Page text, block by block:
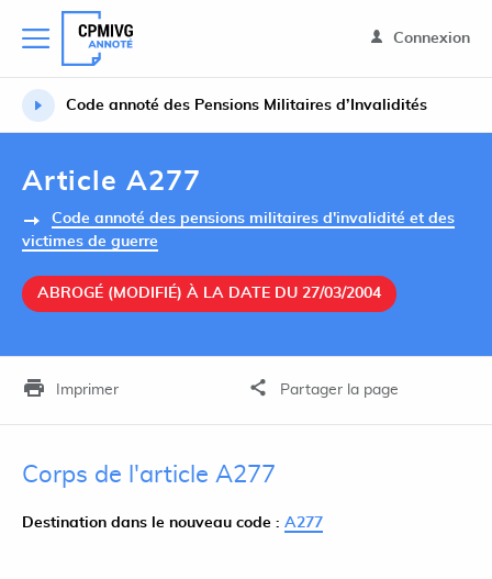
Connexion
Code annoté des Pensions Militaires d’Invalidités
Article A277
Code annoté des pensions militaires d'invalidité et des
victimes de guerre
ABROGÉ (MODIFIÉ) À LA DATE DU 27/03/2004
Imprimer Partager la page
Corps de l'article A277
Destination dans le nouveau code : A277